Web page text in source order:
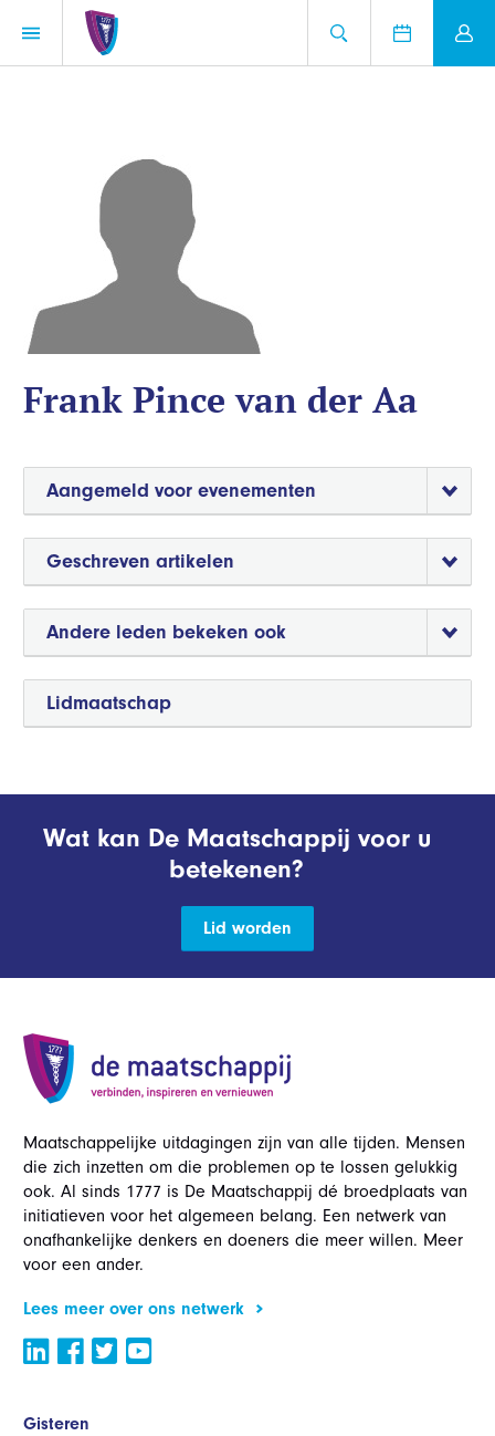
Lidmaatschap
Frank Pince van der Aa
Aangemeld voor evenementen
Geschreven artikelen
Andere leden bekeken ook
Wat kan De Maatschappij voor u
betekenen?
Lid worden
Maatschappelijke uitdagingen zijn van alle tijden. Mensen
die zich inzetten om die problemen op te lossen gelukkig
ook. Al sinds 1777 is De Maatschappij dé broedplaats van
initiatieven voor het algemeen belang. Een netwerk van
onafhankelijke denkers en doeners die meer willen. Meer
voor een ander.
Lees meer over ons netwerk
Gisteren